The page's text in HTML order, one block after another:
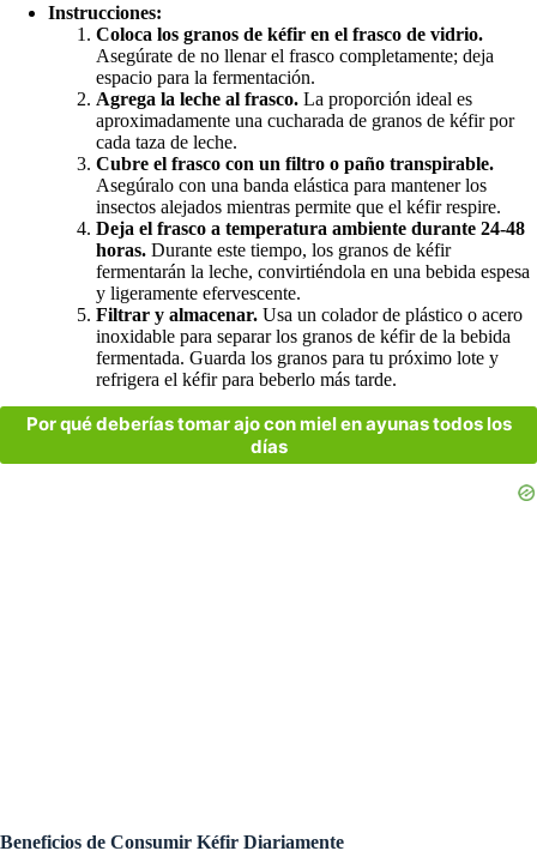
Instrucciones:
Coloca los granos de kéfir en el frasco de vidrio.
Asegúrate de no llenar el frasco completamente; deja
espacio para la fermentación.
Agrega la leche al frasco. La proporción ideal es
aproximadamente una cucharada de granos de kéfir por
cada taza de leche.
Cubre el frasco con un filtro o paño transpirable.
Asegúralo con una banda elástica para mantener los
insectos alejados mientras permite que el kéfir respire.
Deja el frasco a temperatura ambiente durante 24-48
horas. Durante este tiempo, los granos de kéfir
fermentarán la leche, convirtiéndola en una bebida espesa
y ligeramente efervescente.
Filtrar y almacenar. Usa un colador de plástico o acero
inoxidable para separar los granos de kéfir de la bebida
fermentada. Guarda los granos para tu próximo lote y
refrigera el kéfir para beberlo más tarde.
Por qué deberías tomar ajo con miel en ayunas todos los
días
Beneficios de Consumir Kéfir Diariamente